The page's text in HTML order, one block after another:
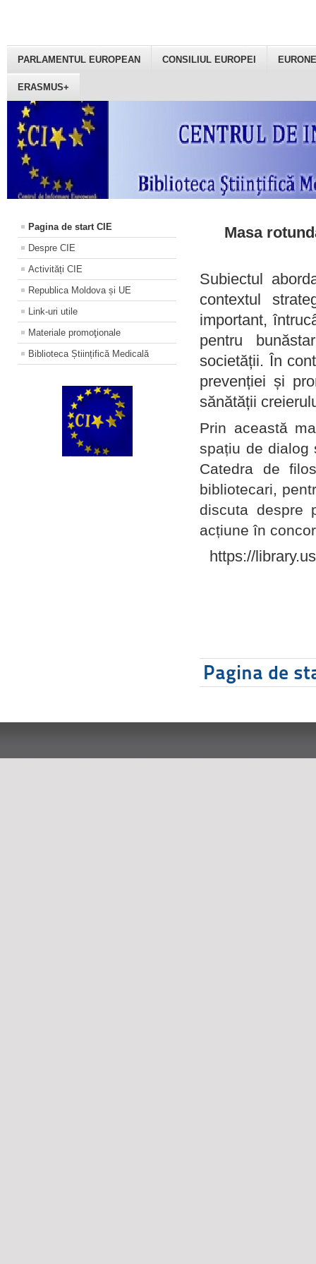
PARLAMENTUL EUROPEAN CONSILIUL EUROPEI
ERASMUS+
Pagina de start CIE
Despre CIE
Activități CIE
Republica Moldova și UE
Link-uri utile
Materiale promoţionale
Biblioteca Științifică Medicală
Masa
Subiectul
contextul
important,
pentru
societății. În
prevenției și
sănătății
Prin această
spațiu de dialog
Catedra de
bibliotecari,
discuta despre
acțiune în
https://
Pagina de